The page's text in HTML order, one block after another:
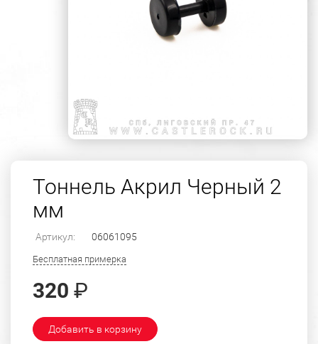
Тоннель Акрил Черный 2
мм
Артикул: 06061095
Бесплатная примерка
320 ₽
Добавить в корзину